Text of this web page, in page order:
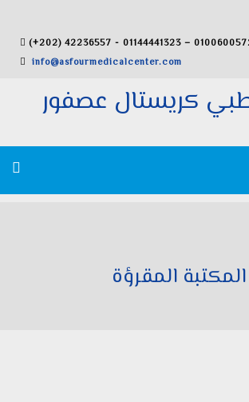
(+202) 42236557 - 01144441323 –
info@asfourmedicalcenter.com
المكتبة المقرؤة